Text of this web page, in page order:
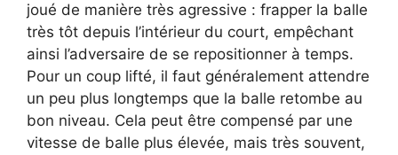
joué de manière très agressive : frapper la balle
très tôt depuis l’intérieur du court, empêchant
ainsi l’adversaire de se repositionner à temps.
Pour un coup lifté, il faut généralement attendre
un peu plus longtemps que la balle retombe au
bon niveau. Cela peut être compensé par une
vitesse de balle plus élevée, mais très souvent,